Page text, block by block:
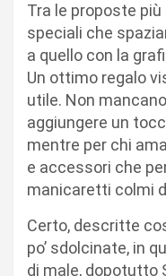
Tra le proposte
speciali che
a quello con la
Un ottimo regalo
utile. Non
aggiungere un
mentre per chi
e accessori che
manicaretti colmi
Certo, descritte
po’ sdolcinate, in
di male, dopotutto